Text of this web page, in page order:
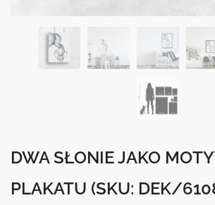
DWA SŁONIE JAKO
PLAKATU (SKU: DEK/